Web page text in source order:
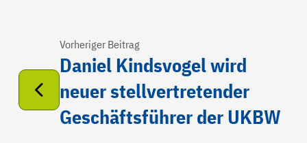
Vorheriger Beitrag
Daniel Kindsvogel wird
neuer stellvertretender
Geschäftsführer der UKBW